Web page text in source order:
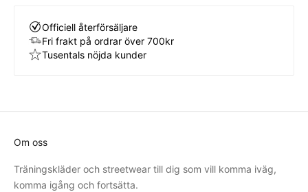
Officiell återförsäljare
Fri frakt på ordrar över 700kr
Tusentals nöjda kunder
Om oss
Träningskläder och streetwear till dig som vill komma iväg,
komma igång och fortsätta.